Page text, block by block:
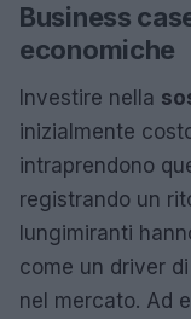
Business
economiche
Investire nella
inizialmente
intraprendono
registrando un
lungimiranti
come un driver
nel mercato. Ad